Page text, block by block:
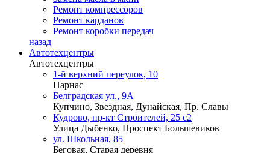
Ремонт компрессоров
Ремонт карданов
Ремонт коробки передач
назад
Автотехцентры
Автотехцентры
1-й верхний переулок, 10
Парнас
Белградская ул., 9А
Купчино, Звездная, Дунайская, Пр. Славы
Кудрово, пр-кт Строителей, 25 с2
Улица Дыбенко, Проспект Большевиков
ул. Школьная, 85
Беговая, Старая деревня